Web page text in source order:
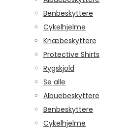
Benbeskyttere
Cykelhjelme
Knæbeskyttere
Protective Shirts
Rygskjold
Se alle
Albuebeskyttere
Benbeskyttere
Cykelhjelme